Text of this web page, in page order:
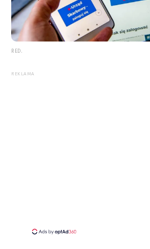
RED.
REKLAMA